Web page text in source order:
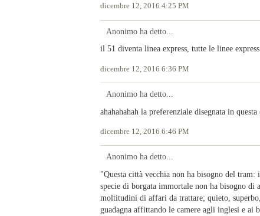
dicembre 12, 2016 4:25 PM
Anonimo ha detto...
il 51 diventa linea express, tutte le linee
dicembre 12, 2016 6:36 PM
Anonimo ha detto...
ahahahahah la preferenziale disegnata in
dicembre 12, 2016 6:46 PM
Anonimo ha detto...
"Questa città vecchia non ha bisogno del
specie di borgata immortale non ha bisogno di
moltitudini di affari da trattare; quieto,
guadagna affittando le camere agli inglesi e